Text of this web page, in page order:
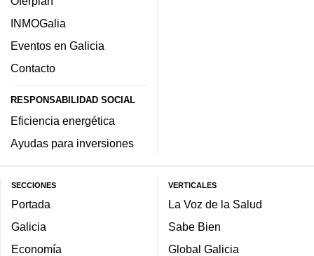
INMOGalia
Eventos en Galicia
Contacto
RESPONSABILIDAD SOCIAL
Eficiencia energética
Ayudas para inversiones
SECCIONES
Portada
Galicia
Economía
VERTICALES
La Voz de la Salud
Sabe Bien
Global Galicia